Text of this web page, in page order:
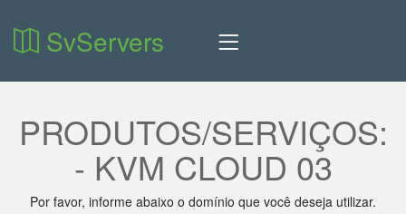
SvServers
PRODUTOS/SERVIÇOS:
- KVM CLOUD 03
Por favor, informe abaixo o domínio que você deseja utilizar.